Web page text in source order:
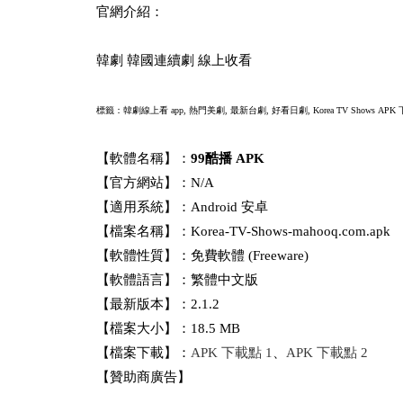
官網介紹：
韓劇 韓國連續劇 線上收看
標籤：韓劇線上看 app, 熱門美劇, 最新台劇, 好看日劇, Korea TV Shows APK
【軟體名稱】： 99酷播 APK
【官方網站】：N/A
【適用系統】：Android 安卓
【檔案名稱】：Korea-TV-Shows-mahooq.com.apk
【軟體性質】：免費軟體 (Freeware)
【軟體語言】：繁體中文版
【最新版本】：2.1.2
【檔案大小】：18.5 MB
【檔案下載】： APK 下載點 1、 APK 下載點 2
【贊助商廣告】